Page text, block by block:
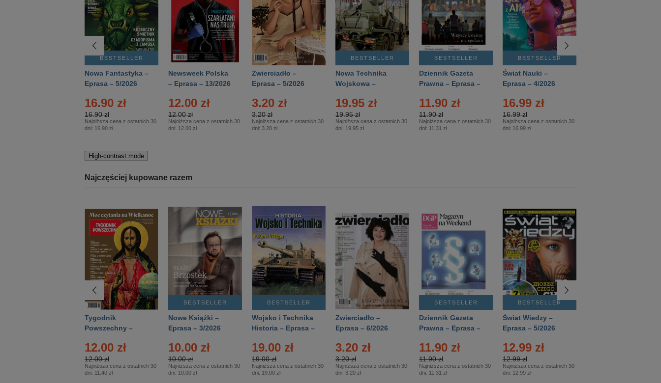
BESTSELLER
Nowa Fantastyka –
Eprasa – 5/2026
16.90 zł
16.90 zł
Najniższa cena z ostatnich 30
dni: 16.90 zł
Newsweek Polska
– Eprasa – 13/2026
12.00 zł
12.00 zł
Najniższa cena z ostatnich 30
dni: 12.00 zł
Zwierciadło –
Eprasa – 5/2026
3.20 zł
3.20 zł
Najniższa cena z ostatnich 30
dni: 3.20 zł
BESTSELLER
Nowa Technika
Wojskowa –
19.95 zł
19.95 zł
Najniższa cena z ostatnich 30
dni: 19.95 zł
BESTSELLER
Dziennik Gazeta
Prawna – Eprasa –
11.90 zł
11.90 zł
Najniższa cena z ostatnich 30
dni: 11.31 zł
BESTSELLER
Świat Nauki –
Eprasa – 4/2026
16.99 zł
16.99 zł
Najniższa cena z ostatnich 30
dni: 16.99 zł
High-contrast mode
Najczęściej kupowane razem
Tygodnik
Powszechny –
12.00 zł
12.00 zł
Najniższa cena z ostatnich 30
dni: 11.40 zł
BESTSELLER
Nowe Książki –
Eprasa – 3/2026
10.00 zł
10.00 zł
Najniższa cena z ostatnich 30
dni: 10.00 zł
BESTSELLER
Wojsko i Technika
Historia – Eprasa –
19.00 zł
19.00 zł
Najniższa cena z ostatnich 30
dni: 19.00 zł
Zwierciadło –
Eprasa – 6/2026
3.20 zł
3.20 zł
Najniższa cena z ostatnich 30
dni: 3.20 zł
BESTSELLER
Dziennik Gazeta
Prawna – Eprasa –
11.90 zł
11.90 zł
Najniższa cena z ostatnich 30
dni: 11.31 zł
BESTSELLER
Świat Wiedzy –
Eprasa – 5/2026
12.99 zł
12.99 zł
Najniższa cena z ostatnich 30
dni: 12.99 zł